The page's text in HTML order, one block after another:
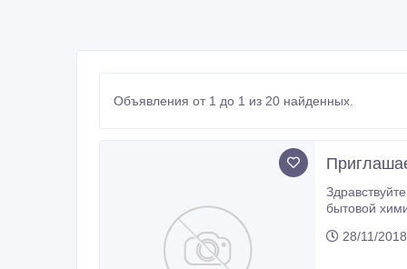
Объявления от 1 до 1 из 20 найденных.
Здравствуйте! Компания «House cleaninG» является эксклюзивным представителем на территории республики
бытовой химии. Вся продукция изготавливается из высококачественных ингредиентов по
28/11/